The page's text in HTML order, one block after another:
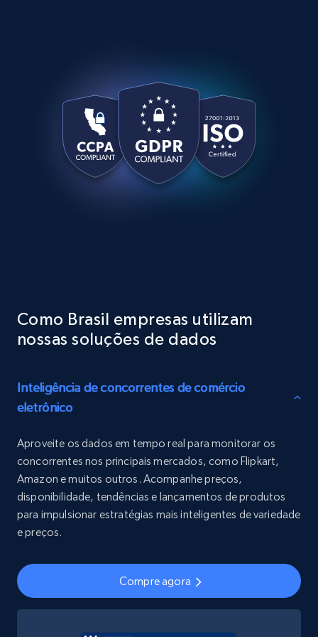
Como Brasil empresas utilizam
nossas soluções de dados
Inteligência de concorrentes de comércio
eletrônico
Aproveite os dados em tempo real para monitorar os
concorrentes nos principais mercados, como Flipkart,
Amazon e muitos outros. Acompanhe preços,
disponibilidade, tendências e lançamentos de produtos
para impulsionar estratégias mais inteligentes de variedade
e preços.
Compre agora